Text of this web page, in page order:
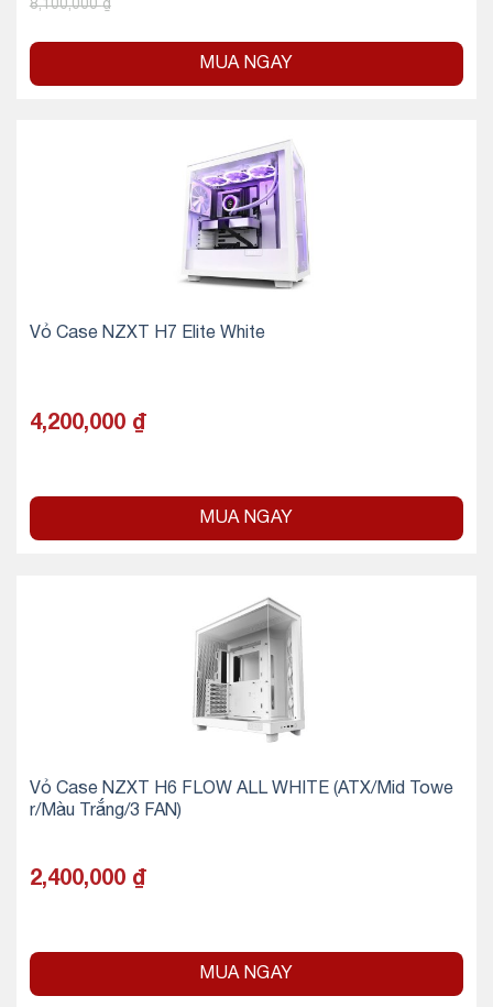
8,100,000₫
MUA NGAY
Vỏ Case NZXT H7 Elite White
4,200,000 ₫
MUA NGAY
Vỏ Case NZXT H6 FLOW ALL WHITE (ATX/Mid Towe
r/Màu Trắng/3 FAN)
2,400,000 ₫
MUA NGAY